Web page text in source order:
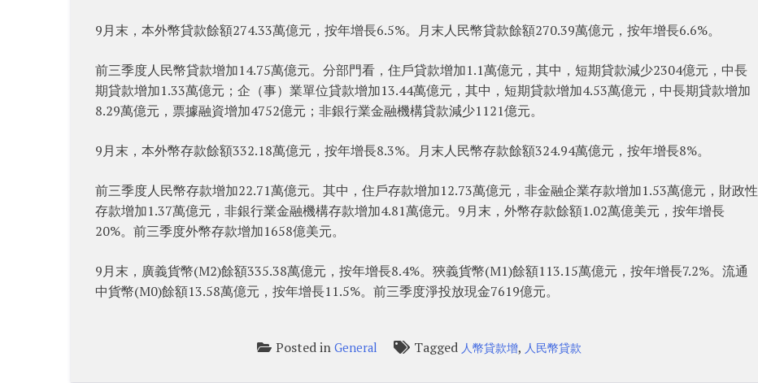
9月末，本外幣貸款餘額274.33萬億元，按年增長6.5%。月末人民幣貸款餘額270.39萬億元，按年增長6.6%。
前三季度人民幣貸款增加14.75萬億元。分部門看，住戶貸款增加1.1萬億元，其中，短期貸款減少2304億元，中長
期貸款增加1.33萬億元；企（事）業單位貸款增加13.44萬億元，其中，短期貸款增加4.53萬億元，中長期貸款增加
8.29萬億元，票據融資增加4752億元；非銀行業金融機構貸款減少1121億元。
9月末，本外幣存款餘額332.18萬億元，按年增長8.3%。月末人民幣存款餘額324.94萬億元，按年增長8%。
前三季度人民幣存款增加22.71萬億元。其中，住戶存款增加12.73萬億元，非金融企業存款增加1.53萬億元，財政性
存款增加1.37萬億元，非銀行業金融機構存款增加4.81萬億元。9月末，外幣存款餘額1.02萬億美元，按年增長
20%。前三季度外幣存款增加1658億美元。
9月末，廣義貨幣(M2)餘額335.38萬億元，按年增長8.4%。狹義貨幣(M1)餘額113.15萬億元，按年增長7.2%。流通
中貨幣(M0)餘額13.58萬億元，按年增長11.5%。前三季度淨投放現金7619億元。
Posted inGeneral Tagged 人幣貸款增, 人民幣貸款